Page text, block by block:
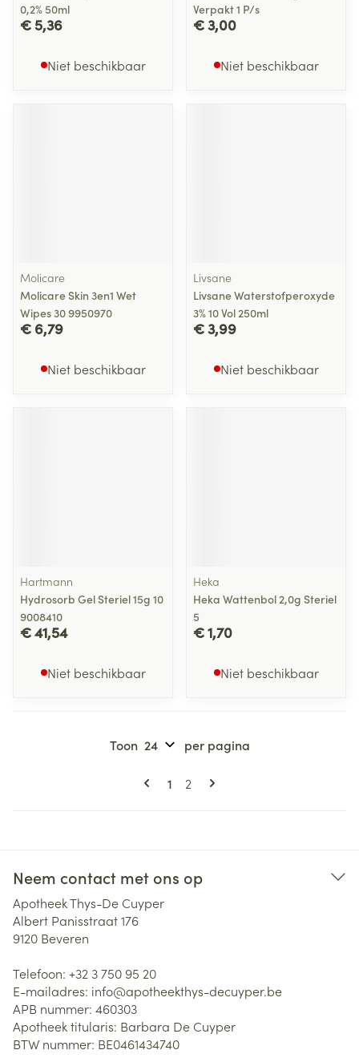
0,2% 50ml
€ 5,36
Niet beschikbaar
Verpakt 1 P/s
€ 3,00
Niet beschikbaar
Molicare
Molicare Skin 3en1 Wet
Wipes 30 9950970
€ 6,79
Niet beschikbaar
Livsane
Livsane Waterstofperoxyde
3% 10 Vol 250ml
€ 3,99
Niet beschikbaar
Hartmann
Hydrosorb Gel Steriel 15g 10
9008410
€ 41,54
Niet beschikbaar
Heka
Heka Wattenbol 2,0g Steriel
5
€ 1,70
Niet beschikbaar
Pagina's
U lees momenteel pagina
1 Pagina
2
Toon per pagina
Neem contact met ons op
Apotheek Thys-De Cuyper
Albert Panisstraat 176
9120 Beveren
Telefoon: +32 3 750 95 20
E-mailadres: info@apotheekthys-decuyper.be
APB nummer: 460303
Apotheek titularis: Barbara De Cuyper
BTW nummer: BE0461434740